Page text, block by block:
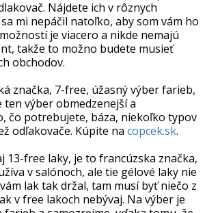
Nájdete ich v rôznych
mi nepáčil natoľko, aby som vám ho
je viacero a nikde nemajú
takže to možno budete musieť
obchodov.
značka, 7-free, úžasný výber farieb,
ten výber obmedzenejší a
čo potrebujete, báza, niekoľko typov
odľakovače. Kúpite na copcek.sk.
13-free laky, je to francúzska značka,
v salónoch, ale tie gélové laky nie
lak tak držal, tam musí byť niečo z
v free lakoch nebývaj. Na výber je